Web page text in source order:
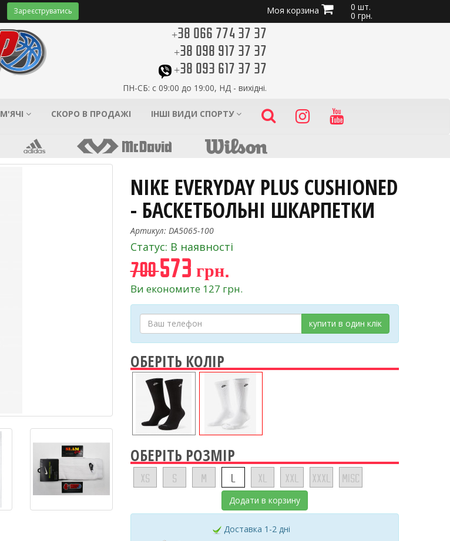
Зареєструватись Моя корзина 0 шт.
0 грн.
+38 066 774 37 37
+38 098 917 37 37
+38 093 617 37 37
ПН-СБ: с 09:00 до 19:00, НД - вихідні.
М'ЯЧІ СКОРО В ПРОДАЖІ ІНШІ ВИДИ СПОРТУ
NIKE EVERYDAY PLUS CUSHIONED
- БАСКЕТБОЛЬНІ ШКАРПЕТКИ
Артикул: DA5065-100
Статус: В наявності
700573 грн.
Ви економите 127 грн.
купити в один клік
ОБЕРІТЬ КОЛІР
ОБЕРІТЬ РОЗМІР
XS S M L XL XXL XXXL MISC
Додати в корзину
Доставка 1-2 дні